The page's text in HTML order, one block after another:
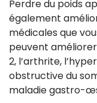
Perdre du poids
également
médicales que
peuvent
2, l’arthrite,
obstructive du
maladie gastro-